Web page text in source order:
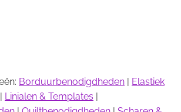
hoogte
Borduurbenodigdheden | Elastiek
| Linialen & Templates |